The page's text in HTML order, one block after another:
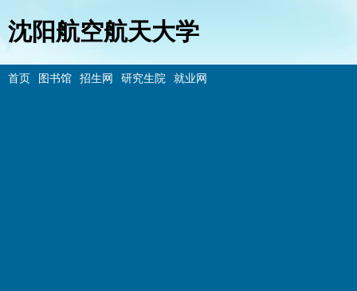
沈阳航空航天大学
首页 图书馆 招生网 研究生院 就业网